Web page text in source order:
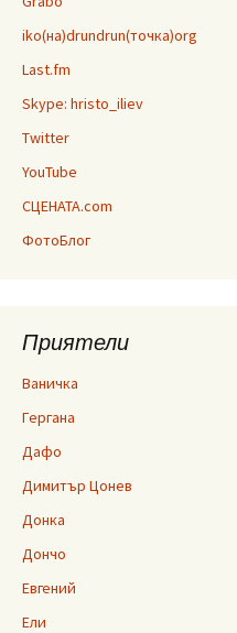
iko(на)drundrun(точка)org
Last.fm
Skype: hristo_iliev
Twitter
YouTube
СЦЕНАТА.com
ФотоБлог
Приятели
Ваничка
Гергана
Дафо
Димитър Цонев
Донка
Дончо
Евгений
Ели